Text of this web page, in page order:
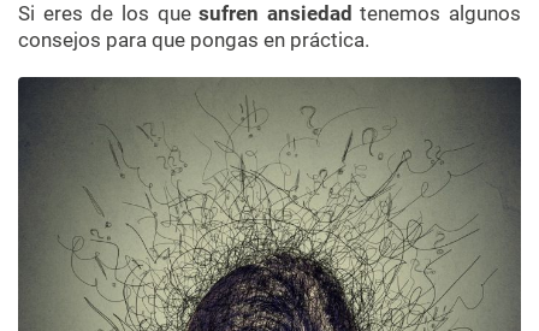
Si eres de los quesufren ansiedadtenemos algunos
consejos para que pongas en práctica.